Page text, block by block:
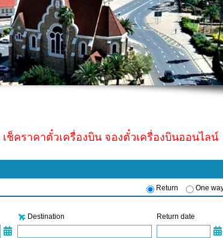
ช็คราคาตั๋วเครื่องบิน จองตั๋วเครื่องบินออนไลน์